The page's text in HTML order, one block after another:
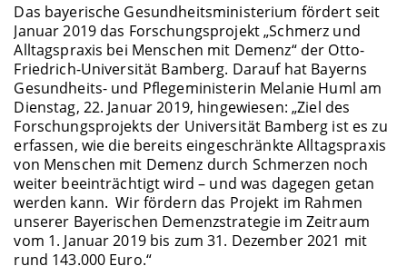
Das bayerische Gesundheitsministerium fördert seit
Januar 2019 das Forschungsprojekt „Schmerz und
Alltagspraxis bei Menschen mit Demenz“ der Otto-
Friedrich-Universität Bamberg. Darauf hat Bayerns
Gesundheits- und Pflegeministerin Melanie Huml am
Dienstag, 22. Januar 2019, hingewiesen: „Ziel des
Forschungsprojekts der Universität Bamberg ist es zu
erfassen, wie die bereits eingeschränkte Alltagspraxis
von Menschen mit Demenz durch Schmerzen noch
weiter beeinträchtigt wird – und was dagegen getan
werden kann. Wir fördern das Projekt im Rahmen
unserer Bayerischen Demenzstrategie im Zeitraum
vom 1. Januar 2019 bis zum 31. Dezember 2021 mit
rund 143.000 Euro.“